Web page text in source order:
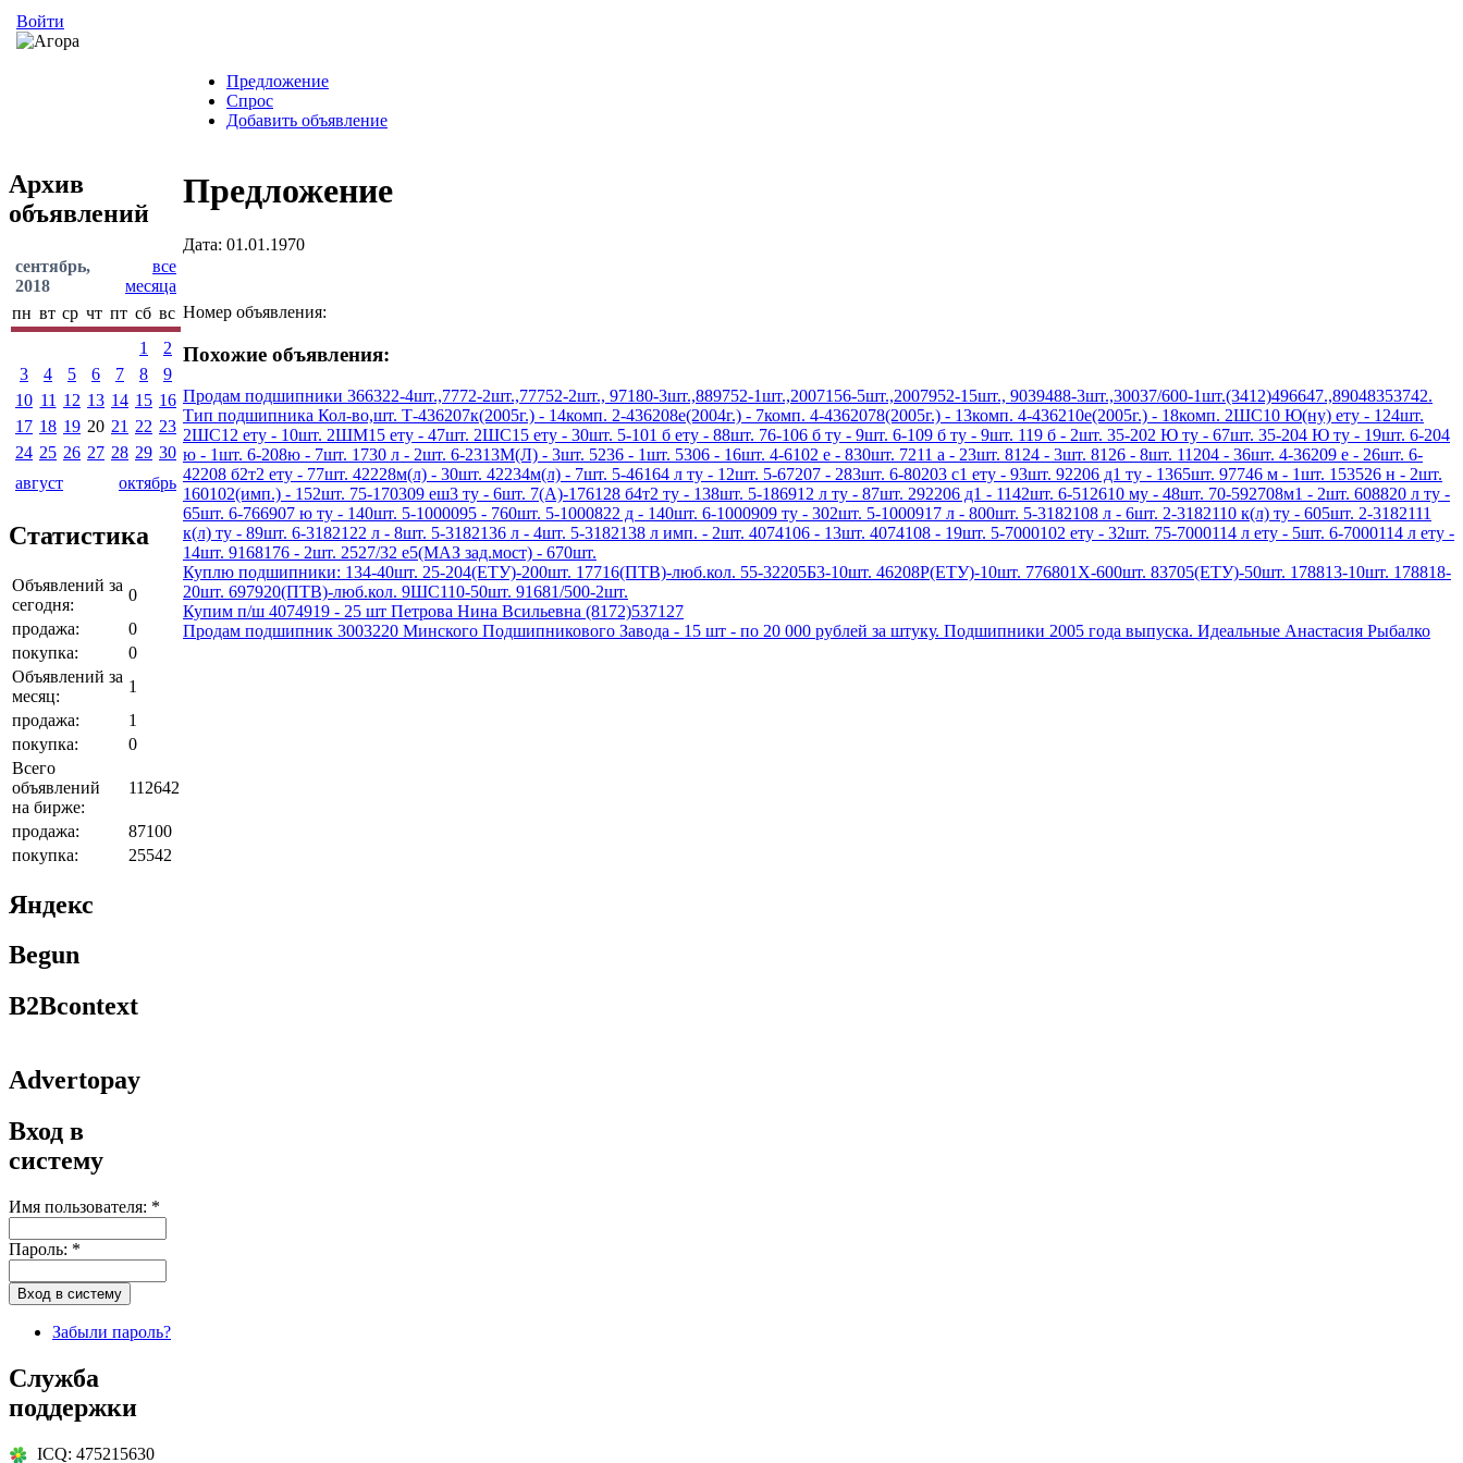
Войти
Предложение
Спрос
Добавить объявление
Архив
объявлений
сентябрь,
2018
все
месяца
пн вт ср чт пт сб вс
1
2
3
4 5 6 7 8
9
10 11 12 13 14 15 16
17 18 19 20 21 22 23
24 25 26 27 28 29 30
август
октябрь
Статистика
Объявлений за
сегодня:
0
продажа:
0
покупка:
0
Объявлений за
месяц:
1
продажа:
1
покупка:
0
Всего
объявлений
на бирже:
112642
продажа:
87100
покупка:
25542
Яндекс
Begun
B2Bcontext
Advertopay
Вход в
систему
Имя пользователя: *
Пароль: *
Забыли пароль?
Служба
поддержки
ICQ: 475215630
Предложение
Дата: 01.01.1970
Номер объявления:
Похожие объявления:
Продам подшипники 366322-4шт.,7772-2шт.,77752-2шт., 97180-3шт.,889752-1шт.,2007156-5шт.,2007952-15шт., 9039488-3шт.,30037/600-1шт.(3412)496647.,89048353742.
Тип подшипника Кол-во,шт. Т-436207к(2005г.) - 14комп. 2-436208е(2004г.) - 7комп. 4-4362078(2005г.) - 13комп. 4-436210е(2005г.) - 18комп. 2ШС10 Ю(ну) ету - 124шт.
2ШС12 ету - 10шт. 2ШМ15 ету - 47шт. 2ШС15 ету - 30шт. 5-101 б ету - 88шт. 76-106 б ту - 9шт. 6-109 б ту - 9шт. 119 б - 2шт. 35-202 Ю ту - 67шт. 35-204 Ю ту - 19шт. 6-204
ю - 1шт. 6-208ю - 7шт. 1730 л - 2шт. 6-2313М(Л) - 3шт. 5236 - 1шт. 5306 - 16шт. 4-6102 е - 830шт. 7211 а - 23шт. 8124 - 3шт. 8126 - 8шт. 11204 - 36шт. 4-36209 е - 26шт. 6-
42208 б2т2 ету - 77шт. 42228м(л) - 30шт. 42234м(л) - 7шт. 5-46164 л ту - 12шт. 5-67207 - 283шт. 6-80203 с1 ету - 93шт. 92206 д1 ту - 1365шт. 97746 м - 1шт. 153526 н - 2шт.
160102(имп.) - 152шт. 75-170309 еш3 ту - 6шт. 7(А)-176128 б4т2 ту - 138шт. 5-186912 л ту - 87шт. 292206 д1 - 1142шт. 6-512610 му - 48шт. 70-592708м1 - 2шт. 608820 л ту -
65шт. 6-766907 ю ту - 140шт. 5-1000095 - 760шт. 5-1000822 д - 140шт. 6-1000909 ту - 302шт. 5-1000917 л - 800шт. 5-3182108 л - 6шт. 2-3182110 к(л) ту - 605шт. 2-3182111
к(л) ту - 89шт. 6-3182122 л - 8шт. 5-3182136 л - 4шт. 5-3182138 л имп. - 2шт. 4074106 - 13шт. 4074108 - 19шт. 5-7000102 ету - 32шт. 75-7000114 л ету - 5шт. 6-7000114 л ету -
14шт. 9168176 - 2шт. 2527/32 е5(МАЗ зад.мост) - 670шт.
Куплю подшипники: 134-40шт. 25-204(ЕТУ)-200шт. 17716(ПТВ)-люб.кол. 55-32205Б3-10шт. 46208Р(ЕТУ)-10шт. 776801Х-600шт. 83705(ЕТУ)-50шт. 178813-10шт. 178818-
20шт. 697920(ПТВ)-люб.кол. 9ШС110-50шт. 91681/500-2шт.
Купим п/ш 4074919 - 25 шт Петрова Нина Всильевна (8172)537127
Продам подшипник 3003220 Минского Подшипникового Завода - 15 шт - по 20 000 рублей за штуку. Подшипники 2005 года выпуска. Идеальные Анастасия Рыбалко